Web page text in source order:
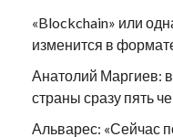
«Blockchain» или
изменится в
Анатолий Маргиев: в
страны сразу пять
Альварес: «Сейчас